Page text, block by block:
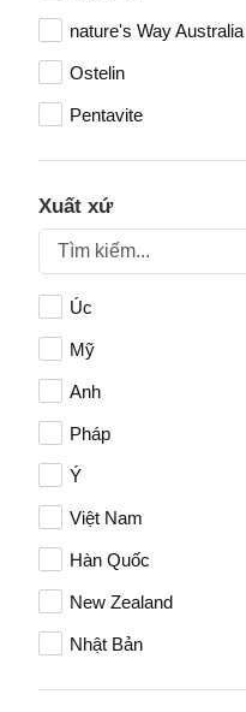
nature's Way Australia
Ostelin
Pentavite
Centrum
Nature's Way
Vitabiotics
Quốc tế STP
Fitolabs
Harker Herbals
HLH BioPharma
Imochild
Xuất xứ
Úc
Mỹ
Anh
Pháp
Ý
Việt Nam
Hàn Quốc
New Zealand
Nhật Bản
Đức